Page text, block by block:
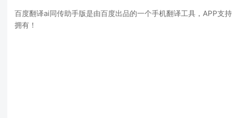
百度翻译ai同传助手版是由百度出品的一个手机翻译工具，APP支
拥有！